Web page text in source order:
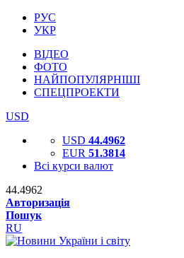
РУС
УКР
ВІДЕО
ФОТО
НАЙПОПУЛЯРНІШІ
СПЕЦПРОЕКТИ
USD
USD 44.4962
EUR 51.3814
Всі курси валют
44.4962
Авторизація
Пошук
RU